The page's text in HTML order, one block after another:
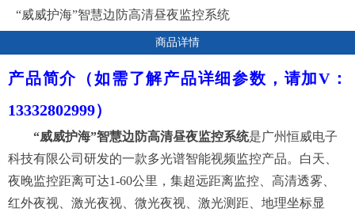
“威威护海”智慧边防高清昼夜监控系统
商品详情
产品简介 （如需了解产品详细参数，请加V：
13332802999）
“威威护海”智慧边防高清昼夜监控系统是广州恒威电子
科技有限公司研发的一款多光谱智能视频监控产品。白天、
夜晚监控距离可达1-60公里，集超远距离监控、高清透雾、
红外夜视、激光夜视、微光夜视、激光测距、地理坐标显